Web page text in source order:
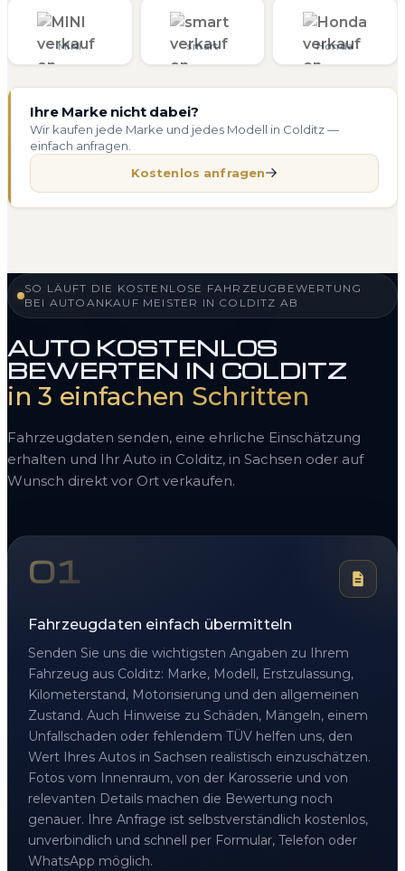
MINI smart Honda
Ihre Marke nicht dabei?
Wir kaufen jede Marke und jedes Modell in Colditz —
einfach anfragen.
Kostenlos anfragen
SO LÄUFT DIE KOSTENLOSE FAHRZEUGBEWERTUNG
BEI AUTOANKAUF MEISTER IN COLDITZ AB
AUTO KOSTENLOS
BEWERTEN IN COLDITZ
in 3 einfachen Schritten
Fahrzeugdaten senden, eine ehrliche Einschätzung
erhalten und Ihr Auto in Colditz, in Sachsen oder auf
Wunsch direkt vor Ort verkaufen.
01
Fahrzeugdaten einfach übermitteln
Senden Sie uns die wichtigsten Angaben zu Ihrem
Fahrzeug aus Colditz: Marke, Modell, Erstzulassung,
Kilometerstand, Motorisierung und den allgemeinen
Zustand. Auch Hinweise zu Schäden, Mängeln, einem
Unfallschaden oder fehlendem TÜV helfen uns, den
Wert Ihres Autos in Sachsen realistisch einzuschätzen.
Fotos vom Innenraum, von der Karosserie und von
relevanten Details machen die Bewertung noch
genauer. Ihre Anfrage ist selbstverständlich kostenlos,
unverbindlich und schnell per Formular, Telefon oder
WhatsApp möglich.